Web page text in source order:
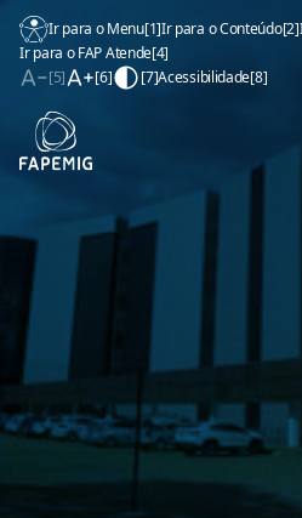
Ir para o Menu[1]Ir para o Conteúdo[2]
Ir para o FAP Atende[4]
[5]
[6] [7]Acessibilidade[8]